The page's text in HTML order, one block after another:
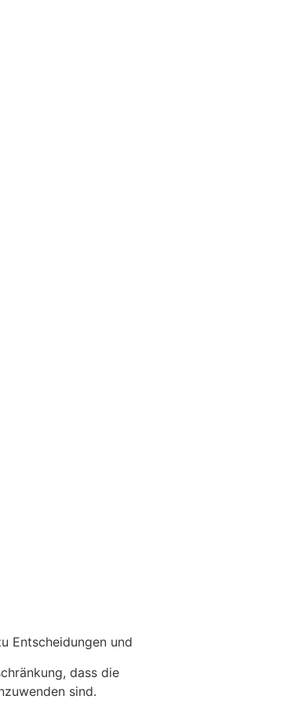
Entscheidungen und
dass die
sind.